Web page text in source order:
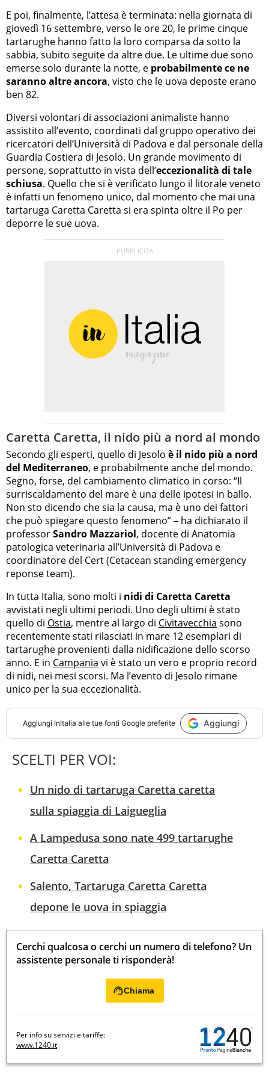
E poi, finalmente, l’attesa è terminata: nella giornata di
giovedì 16 settembre, verso le ore 20, le prime cinque
tartarughe hanno fatto la loro comparsa da sotto la
sabbia, subito seguite da altre due. Le ultime due sono
emerse solo durante la notte, e probabilmente ce ne
saranno altre ancora, visto che le uova deposte erano
ben 82.
Diversi volontari di associazioni animaliste hanno
assistito all’evento, coordinati dal gruppo operativo dei
ricercatori dell’Università di Padova e dal personale della
Guardia Costiera di Jesolo. Un grande movimento di
persone, soprattutto in vista dell’eccezionalità di tale
schiusa. Quello che si è verificato lungo il litorale veneto
è infatti un fenomeno unico, dal momento che mai una
tartaruga Caretta Caretta si era spinta oltre il Po per
deporre le sue uova.
Caretta Caretta, il nido più a nord al mondo
Secondo gli esperti, quello di Jesolo è il nido più a nord
del Mediterraneo, e probabilmente anche del mondo.
Segno, forse, del cambiamento climatico in corso: “Il
surriscaldamento del mare è una delle ipotesi in ballo.
Non sto dicendo che sia la causa, ma è uno dei fattori
che può spiegare questo fenomeno” – ha dichiarato il
professorSandro Mazzariol, docente di Anatomia
patologica veterinaria all’Università di Padova e
coordinatore del Cert (Cetacean standing emergency
reponse team).
In tutta Italia, sono molti i nidi di Caretta Caretta
avvistati negli ultimi periodi. Uno degli ultimi è stato
quello di Ostia, mentre al largo di Civitavecchia sono
recentemente stati rilasciati in mare 12 esemplari di
tartarughe provenienti dalla nidificazione dello scorso
anno. E in Campania vi è stato un vero e proprio record
di nidi, nei mesi scorsi. Ma l’evento di Jesolo rimane
unico per la sua eccezionalità.
Aggiungi InItalia alle tue fonti Google preferite Aggiungi
SCELTI PER VOI:
Un nido di tartaruga Caretta caretta
sulla spiaggia di Laigueglia
A Lampedusa sono nate 499 tartarughe
Caretta Caretta
Salento, Tartaruga Caretta Caretta
depone le uova in spiaggia
Cerchi qualcosa o cerchi un numero di telefono? Un
assistente personale ti risponderà!
Chiama
Per info su servizi e tariffe:
www.1240.it